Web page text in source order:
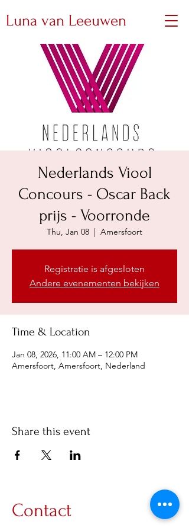
Luna van Leeuwen
Nederlands Viool
Concours - Oscar Back
prijs - Voorronde
Thu, Jan 08
  |
Amersfoort
Registratie is afgesloten
Andere evenementen bekijken
Time & Location
Jan 08, 2026, 11:00 AM – 12:00 PM
Amersfoort, Amersfoort, Nederland
Share this event
Contact